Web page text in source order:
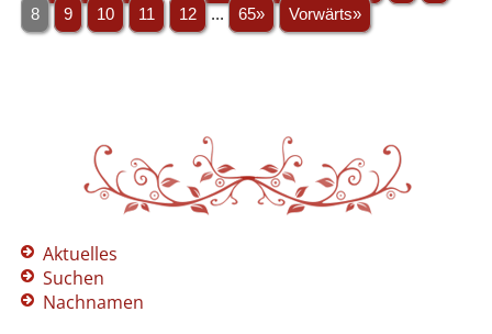
8
9 10 11 12 ... 65» Vorwärts»
Aktuelles
Suchen
Nachnamen